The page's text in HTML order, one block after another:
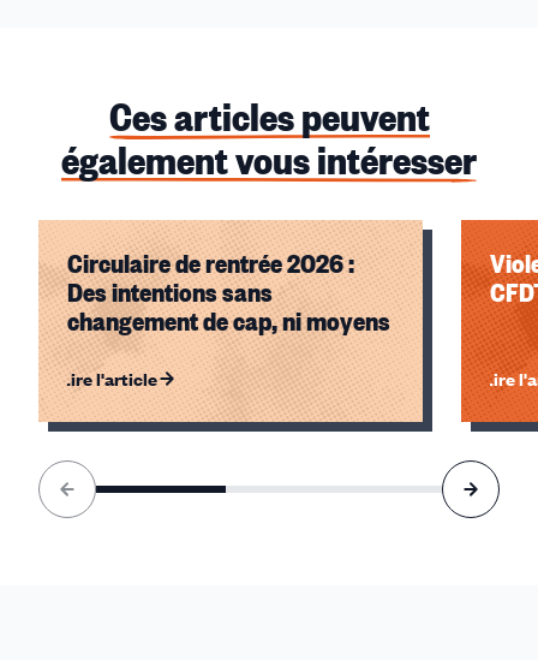
Ces articles peuvent
également vous intéresser
Circulaire de rentrée 2026 :
Des intentions sans
changement de cap, ni moyens
Lire l'article Lire